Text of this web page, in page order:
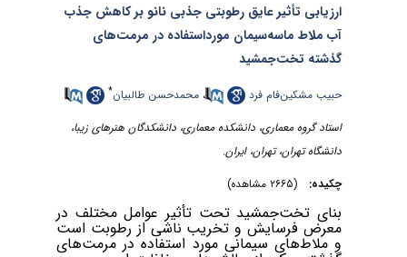
ارزیابی تأثیر عایق رطوبتی جذبی نانو بر کاهش جذب
آب ملاط ماسه‌سیمان مورداستفاده در مرمت‌های
گذشته تخت‌جمشید
حبیب مشکین‌فام فرد ،محمدحسن طالبیان*
استاد گروه معماری، دانشکده معماری، دانشکدگان هنرهای زیبا،
دانشگاه تهران، تهران، ایران.
چکیده:
بنای تخت‌جمشید تحت تأثیر عوامل مختلف در
معرض فرسایش و تخریب ناشی از رطوبت است
و ملاط‌های سیمانی مورد استفاده در مرمت‌های